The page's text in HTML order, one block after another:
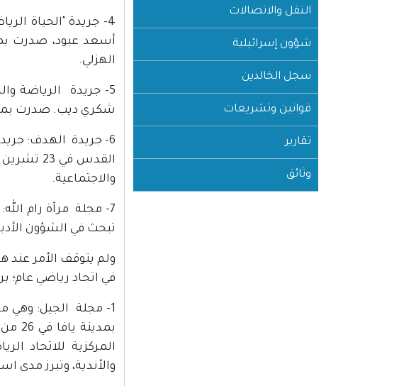
النقل والاتصالات
شؤون إسرائيلية
سجل الخالدين
قوانين وتشريعات
تقارير
وثائق
4- جريدة "الحياة
الهزلي.
5- جريدة الرياضة
شكري ديب. صدرت بمدينة القدس في 19 من آب 1945. وهي تعني
6- جريدة الهدف:
والاجتماعية.
تبحث في الشؤون
ولم يتوقف الأمر عند
في اتحاد رياضي
1- مجلة الجيل:
المركزية للاتحاد
والأندية، وتبرز مدى